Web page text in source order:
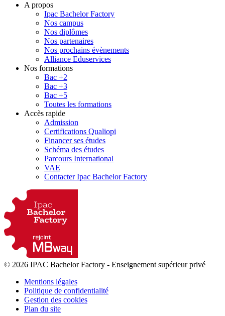
A propos
Ipac Bachelor Factory
Nos campus
Nos diplômes
Nos partenaires
Nos prochains évènements
Alliance Eduservices
Nos formations
Bac +2
Bac +3
Bac +5
Toutes les formations
Accès rapide
Admission
Certifications Qualiopi
Financer ses études
Schéma des études
Parcours International
VAE
Contacter Ipac Bachelor Factory
© 2026 IPAC Bachelor Factory - Enseignement supérieur privé
Mentions légales
Politique de confidentialité
Gestion des cookies
Plan du site